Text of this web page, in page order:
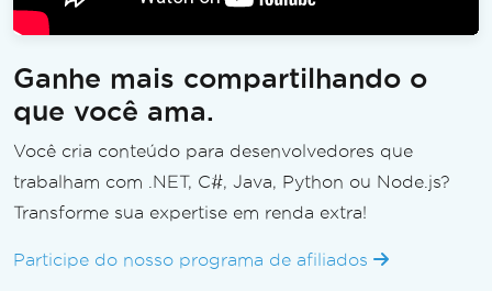
Ganhe mais compartilhando o
que você ama.
Você cria conteúdo para desenvolvedores que
trabalham com .NET, C#, Java, Python ou Node.js?
Transforme sua expertise em renda extra!
Participe do nosso programa de afiliados